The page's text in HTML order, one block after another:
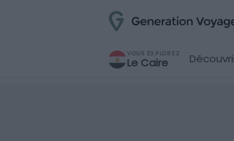
VOUS EXPLOREZ
Le Caire